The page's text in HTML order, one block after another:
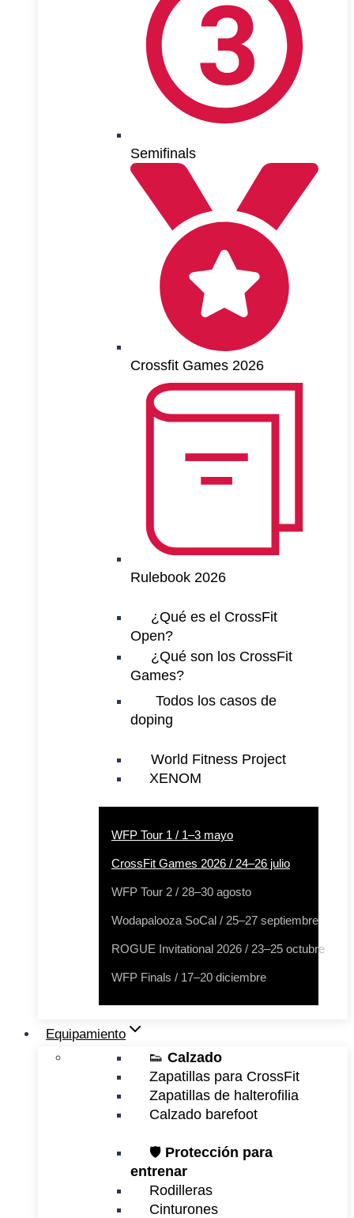
Semifinals
Crossfit Games 2026
Rulebook 2026
¿Qué es el CrossFit
Open?
¿Qué son los CrossFit
Games?
Todos los casos de
doping
World Fitness Project
XENOM
WFP Tour 1 / 1–3 mayo
CrossFit Games 2026 / 24–26 julio
WFP Tour 2 / 28–30 agosto
Wodapalooza SoCal / 25–27 septiembre
ROGUE Invitational 2026 / 23–25 octubre
WFP Finals / 17–20 diciembre
Equipamiento
👟 Calzado
Zapatillas para CrossFit
Zapatillas de halterofilia
Calzado barefoot
🛡️ Protección para
entrenar
Rodilleras
Cinturones